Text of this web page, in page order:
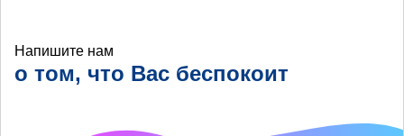
Напишите нам
о том, что Вас беспокоит